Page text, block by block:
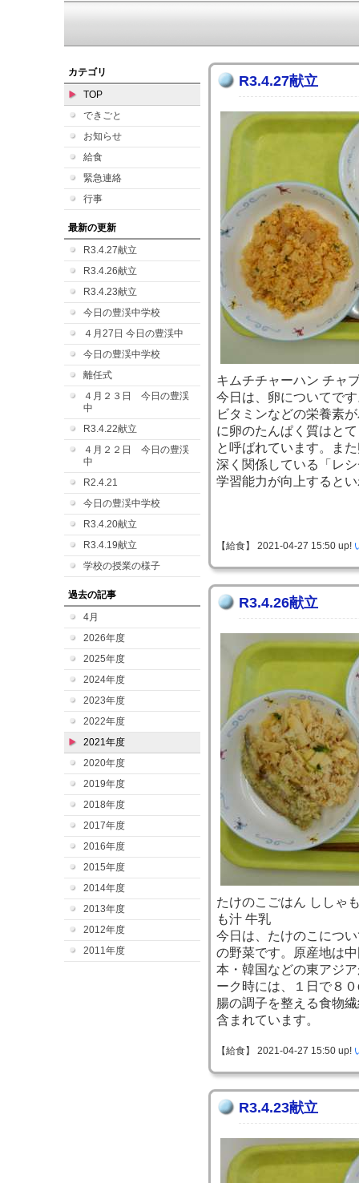
カテゴリ
TOP
できごと
お知らせ
給食
緊急連絡
行事
最新の更新
R3.4.27献立
R3.4.26献立
R3.4.23献立
今日の豊渓中学校
４月27日 今日の豊渓中
今日の豊渓中学校
離任式
４月２３日 今日の豊渓
中
R3.4.22献立
４月２２日 今日の豊渓
中
R2.4.21
今日の豊渓中学校
R3.4.20献立
R3.4.19献立
学校の授業の様子
過去の記事
4月
2026年度
2025年度
2024年度
2023年度
2022年度
2021年度
2020年度
2019年度
2018年度
2017年度
2016年度
2015年度
2014年度
2013年度
2012年度
2011年度
R3.4.27献立
キムチチャーハン チャ
今日は、卵についてで
ビタミンなどの栄養素
に卵のたんぱく質はと
と呼ばれています。ま
深く関係している「レ
学習能力が向上すると
【給食】 2021-04-27 15:50 up!
R3.4.26献立
たけのこごはん ししゃ
も汁 牛乳
今日は、たけのこにつ
の野菜です。原産地は
本・韓国などの東アジ
ーク時には、１日で８
腸の調子を整える食物
含まれています。
【給食】 2021-04-27 15:50 up!
R3.4.23献立